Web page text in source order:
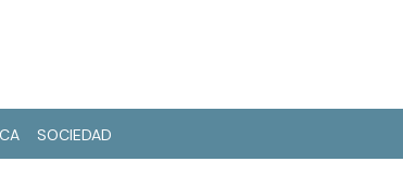
SOCIEDAD